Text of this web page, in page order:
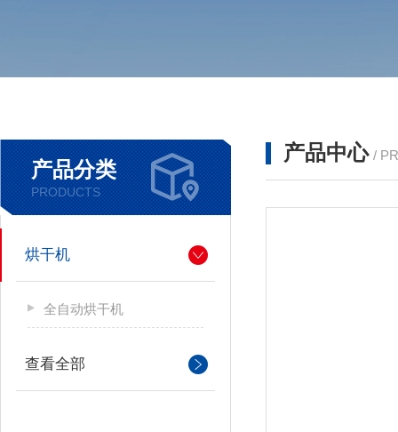
产品分类
PRODUCTS
烘干机
全自动烘干机
查看全部
产品中心 /